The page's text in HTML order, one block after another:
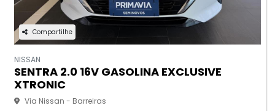
Compartilhe
NISSAN
SENTRA 2.0 16V GASOLINA EXCLUSIVE
XTRONIC
Via Nissan - Barreiras